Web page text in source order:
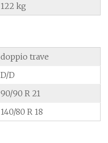
122 kg
doppio trave
D/D
90/90 R 21
140/80 R 18